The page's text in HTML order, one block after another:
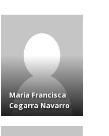
Maria Francisca
Cegarra Navarro